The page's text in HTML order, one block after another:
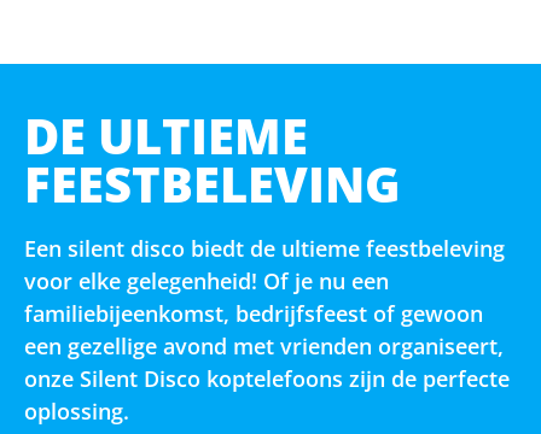
DE ULTIEME
FEESTBELEVING
Een silent disco biedt de ultieme feestbeleving
voor elke gelegenheid! Of je nu een
familiebijeenkomst, bedrijfsfeest of gewoon
een gezellige avond met vrienden organiseert,
onze Silent Disco koptelefoons zijn de perfecte
oplossing.